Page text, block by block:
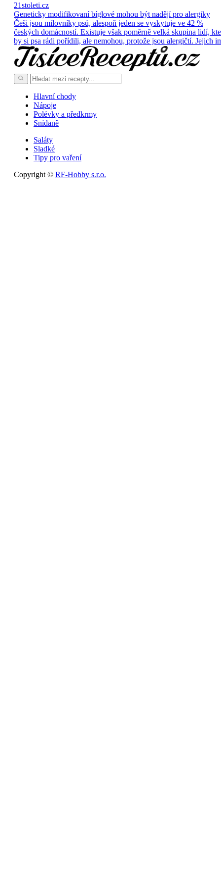
21stoleti.cz
Geneticky modifikovaní bíglové mohou být nadějí pro alergiky
Češi jsou milovníky psů, alespoň jeden se vyskytuje ve 42 %
českých domácností. Existuje však poměrně velká skupina lidí,
by si psa rádi pořídili, ale nemohou, protože jsou alergičtí. Jejich
Hlavní chody
Nápoje
Polévky a předkrmy
Snídaně
Saláty
Sladké
Tipy pro vaření
Copyright © RF-Hobby s.r.o.